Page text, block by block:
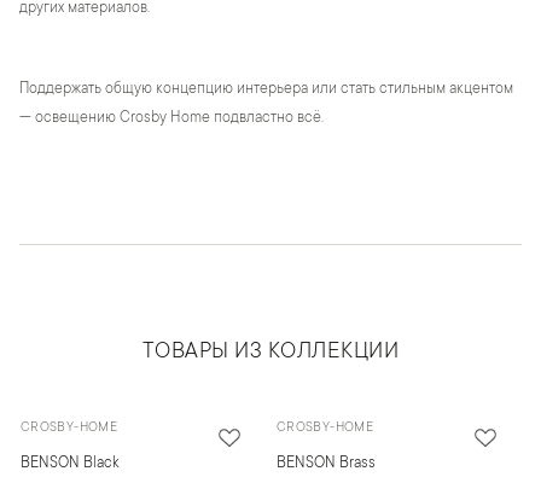
других материалов.
Поддержать общую концепцию интерьера или стать стильным акцентом
— освещению Crosby Home подвластно всё.
ТОВАРЫ ИЗ КОЛЛЕКЦИИ
CROSBY-HOME
BENSON Black
CROSBY-HOME
BENSON Brass